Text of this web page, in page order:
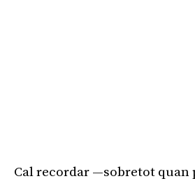
Cal recordar —sobretot quan